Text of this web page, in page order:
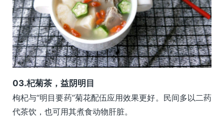
03.杞菊茶，益阴明目
枸杞与“明目要药”菊花配伍应用效果更好。民间多以二药
代茶饮，也可用其煮食动物肝脏。